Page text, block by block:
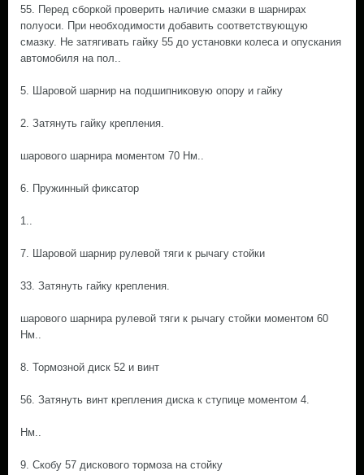
55. Перед сборкой проверить наличие смазки в шарнирах
полуоси. При необходимости добавить соответствующую
смазку. Не затягивать гайку 55 до установки колеса и опускания
автомобиля на пол..
5. Шаровой шарнир на подшипниковую опору и гайку
2. Затянуть гайку крепления.
шарового шарнира моментом 70 Нм..
6. Пружинный фиксатор
1..
7. Шаровой шарнир рулевой тяги к рычагу стойки
33. Затянуть гайку крепления.
шарового шарнира рулевой тяги к рычагу стойки моментом 60
Нм..
8. Тормозной диск 52 и винт
56. Затянуть винт крепления диска к ступице моментом 4.
Нм..
9. Скобу 57 дискового тормоза на стойку